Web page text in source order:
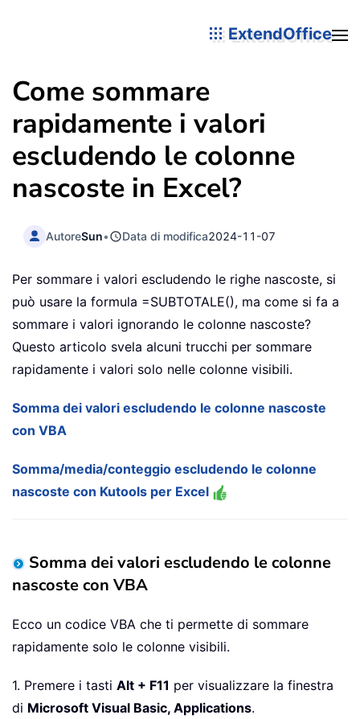
ExtendOffice
Come sommare
rapidamente i valori
escludendo le colonne
nascoste in Excel?
AutoreSun• Data di modifica2024-11-07
Per sommare i valori escludendo le righe nascoste, si
può usare la formula =SUBTOTALE(), ma come si fa a
sommare i valori ignorando le colonne nascoste?
Questo articolo svela alcuni trucchi per sommare
rapidamente i valori solo nelle colonne visibili.
Somma dei valori escludendo le colonne nascoste
con VBA
Somma/media/conteggio escludendo le colonne
nascoste con Kutools per Excel
Somma dei valori escludendo le colonne
nascoste con VBA
Ecco un codice VBA che ti permette di sommare
rapidamente solo le colonne visibili.
1. Premere i tasti Alt + F11 per visualizzare la finestra
di Microsoft Visual Basic, Applications.